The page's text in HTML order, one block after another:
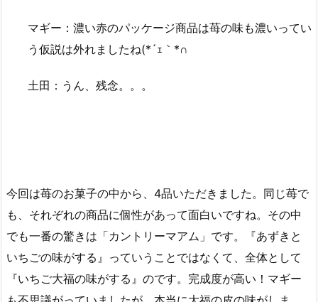
マギー：濃い赤のパッケージ商品は苺の味も濃いってい
う仮説は外れましたね(*´ｪ｀*∩
土田：うん、残念。。。
今回は苺のお菓子の中から、4品いただきました。同じ苺で
も、それぞれの商品に個性があって面白いですね。その中
でも一番の驚きは「カントリーマアム」です。『あずきと
いちごの味がする』っていうことではなくて、全体として
『いちご大福の味がする』のです。完成度が高い！マギー